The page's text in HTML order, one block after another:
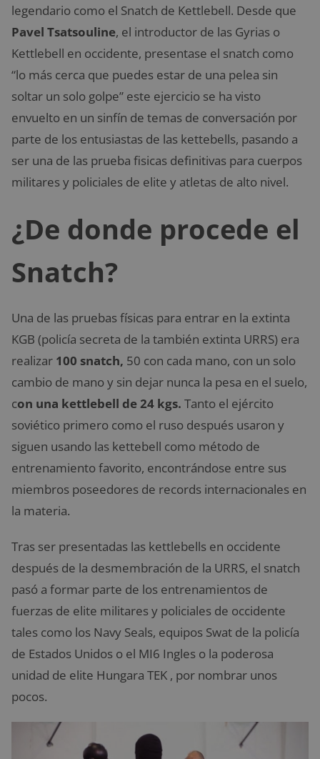
legendario como el Snatch de Kettlebell. Desde que
Pavel Tsatsouline, el introductor de las Gyrias o
Kettlebell en occidente, presentase el snatch como
“lo más cerca que puedes estar de una pelea sin
soltar un solo golpe” este ejercicio se ha visto
envuelto en un sinfín de temas de conversación por
parte de los entusiastas de las kettebells, pasando a
ser una de las prueba fisicas definitivas para cuerpos
militares y policiales de elite y atletas de alto nivel.
¿De donde procede el
Snatch?
Una de las pruebas físicas para entrar en la extinta
KGB (policía secreta de la también extinta URRS) era
realizar 100 snatch, 50 con cada mano, con un solo
cambio de mano y sin dejar nunca la pesa en el suelo,
con una kettlebell de 24 kgs. Tanto el ejército
soviético primero como el ruso después usaron y
siguen usando las kettebell como método de
entrenamiento favorito, encontrándose entre sus
miembros poseedores de records internacionales en
la materia.
Tras ser presentadas las kettlebells en occidente
después de la desmembración de la URRS, el snatch
pasó a formar parte de los entrenamientos de
fuerzas de elite militares y policiales de occidente
tales como los Navy Seals, equipos Swat de la policía
de Estados Unidos o el MI6 Ingles o la poderosa
unidad de elite Hungara TEK , por nombrar unos
pocos.